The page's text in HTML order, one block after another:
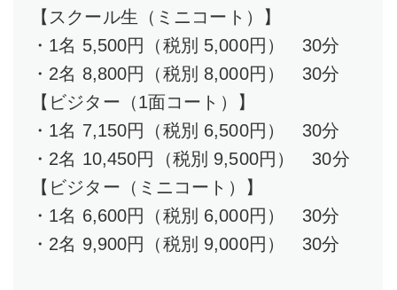
【スクール生（ミニコート）】
・1名 5,500円（税別 5,000円） 30分
・2名 8,800円（税別 8,000円） 30分
【ビジター（1面コート）】
・1名 7,150円（税別 6,500円） 30分
・2名 10,450円（税別 9,500円） 30分
【ビジター（ミニコート）】
・1名 6,600円（税別 6,000円） 30分
・2名 9,900円（税別 9,000円） 30分